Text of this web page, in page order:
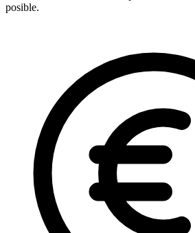
posible.